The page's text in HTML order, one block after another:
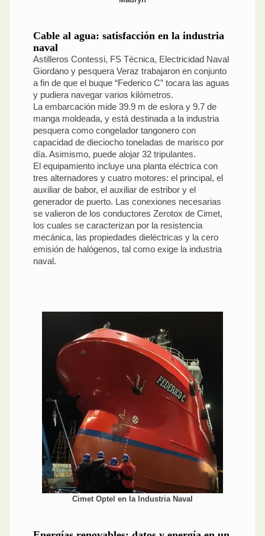
Cable al agua: satisfacción en la industria
naval
Astilleros Contessi, FS Técnica, Electricidad Naval
Giordano y pesquera Veraz trabajaron en conjunto
a fin de que el buque “Federico C” tocara las aguas
y pudiera navegar varios kilómetros.
La embarcación mide 39.9 m de eslora y 9.7 de
manga moldeada, y está destinada a la industria
pesquera como congelador tangonero con
capacidad de dieciocho toneladas de marisco por
día. Asimismo, puede alojar 32 tripulantes.
El equipamiento incluye una planta eléctrica con
tres alternadores y cuatro motores: el principal, el
auxiliar de babor, el auxiliar de estribor y el
generador de puerto. Las conexiones necesarias
se valieron de los conductores Zerotox de Cimet,
los cuales se caracterizan por la resistencia
mecánica, las propiedades dieléctricas y la cero
emisión de halógenos, tal como exige la industria
naval.
Cimet Optel en la Industria Naval